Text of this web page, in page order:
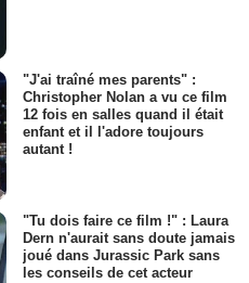
"J'ai traîné mes parents" :
Christopher Nolan a vu ce film
12 fois en salles quand il était
enfant et il l'adore toujours
autant !
"Tu dois faire ce film !" : Laura
Dern n'aurait sans doute jamais
joué dans Jurassic Park sans
les conseils de cet acteur